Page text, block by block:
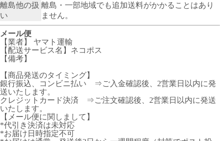
離島他の扱
い
離島・一部地域でも追加送料がかかることはあり
ません。
メール便
【業者】 ヤマト運輸
【配送サービス名】ネコポス
【備考】
【商品発送のタイミング】
銀行振込、コンビニ払い ⇒ご入金確認後、2営業日以内に発
送いたします。
クレジットカード決済 ⇒ご注文確認後、2営業日以内に発送
いたします。
【メール便に関しまして】
*代引き決済は未対応
*お届け日時指定不可